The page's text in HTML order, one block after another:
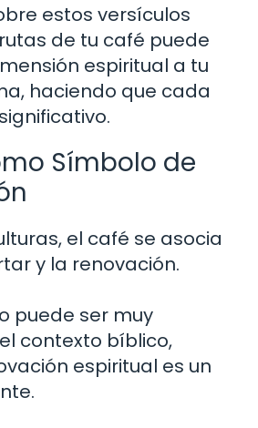
estos versículos
de tu café puede
espiritual a tu
haciendo que cada
Símbolo de
el café se asocia
y la renovación.
puede ser muy
contexto bíblico,
espiritual es un